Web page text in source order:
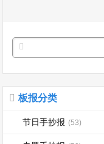
板报分类
节日手抄报 (53)